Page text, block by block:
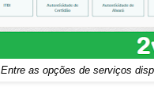
Entre as opções de serviços